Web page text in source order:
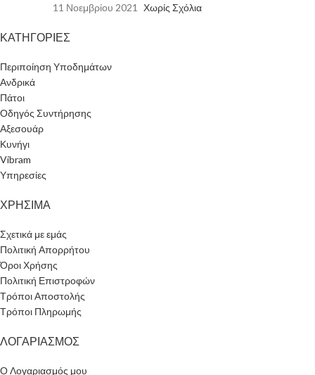
11 Νοεμβρίου 2021 Χωρίς Σχόλια
ΚΑΤΗΓΟΡΙΕΣ
Περιποίηση Υποδημάτων
Ανδρικά
Πάτοι
Οδηγός Συντήρησης
Αξεσουάρ
Κυνήγι
Vibram
Υπηρεσίες
ΧΡΗΣΙΜΑ
Σχετικά με εμάς
Πολιτική Απορρήτου
Όροι Χρήσης
Πολιτική Επιστροφών
Τρόποι Αποστολής
Τρόποι Πληρωμής
ΛΟΓΑΡΙΑΣΜΟΣ
Ο Λογαριασμός μου